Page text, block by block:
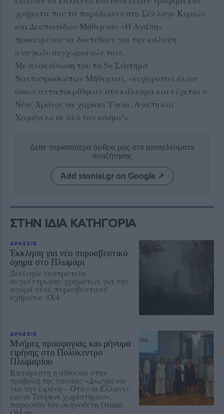
χρήματα που τα παρέδωσαν στο Σύλλογο Κυριών
και Δεσποινίδων Μήθυμνας «Η Αγάπη»
προκειμένου να διατεθούν για την κάλυψη
αναγκών συγχωριανών τους.
Με ανακοίνωση του το 5ο Σύστημα
Ναυτοπροσκόπων Μήθυμνας, «ευχαριστεί όλους
όσους ανταποκρίθηκαν στο κάλεσμα και εύχεται ο
Νέος Χρόνος να χαρίσει Υγεία, Αγάπη και
Χαμόγελο σε όλο τον κόσμο!»
Δείτε περισσότερα άρθρα μας στα αποτελέσματα
αναζήτησης
Add stonisi.gr on Google ↗
ΣΤΗΝ ΙΔΙΑ ΚΑΤΗΓΟΡΙΑ
ΔΡΑΣΕΙΣ
Έκκληση για νέο πυροσβεστικό
όχημα στο Πλωμάρι
Ξεκίνησε εκστρατεία
συγκέντρωσης χρημάτων για την
αγορά νέου πυροσβεστικού
οχήματος 4Χ4
ΔΡΑΣΕΙΣ
Μνήμες προσφυγιάς και μήνυμα
ειρήνης στο Πολύκεντρο
Πλωμαρίου
Κατάμεστη η αίθουσα στην
προβολή της ταινίας «Διωγμένοι
για την ειρήνη – Όταν οι Έλληνες
και οι Τούρκοι χωρίστηκαν»,
παρουσία του σκηνοθέτη Osman